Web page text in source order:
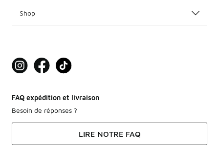
Shop
FAQ expédition et livraison
Besoin de réponses ?
LIRE NOTRE FAQ